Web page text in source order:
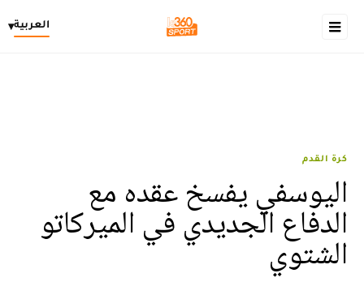
العربية▾
كرة القدم
اليوسفي يفسخ عقده مع
الدفاع الجديدي في الميركاتو
الشتوي